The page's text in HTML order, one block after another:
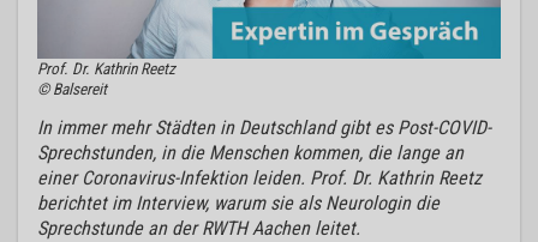
Prof. Dr. Kathrin Reetz
© Balsereit
In immer mehr Städten in Deutschland gibt es Post-COVID-
Sprechstunden, in die Menschen kommen, die lange an
einer Coronavirus-Infektion leiden. Prof. Dr. Kathrin Reetz
berichtet im Interview, warum sie als Neurologin die
Sprechstunde an der RWTH Aachen leitet.